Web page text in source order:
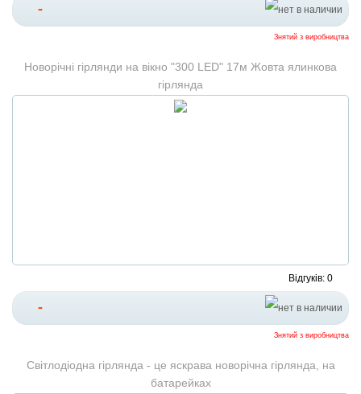
-
Знятий з виробництва
Новорічні гірлянди на вікно "300 LED" 17м Жовта ялинкова
гірлянда
Відгуків: 0
-
Знятий з виробництва
Світлодіодна гірлянда - це яскрава новорічна гірлянда, на
батарейках